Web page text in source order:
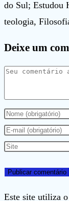
do Sul; Estudou
teologia,
Deixe um
Comentário
Digite
seu
nome
nome
de
Digite
seu
de
e-
Digite
URL
do
Este site utiliza